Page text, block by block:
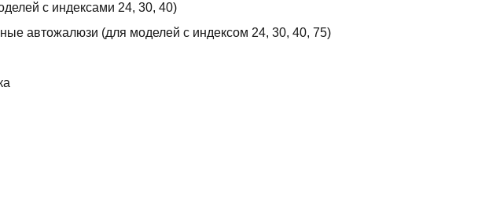
с индексами 24, 30, 40)
автожалюзи (для моделей с индексом 24, 30, 40, 75)